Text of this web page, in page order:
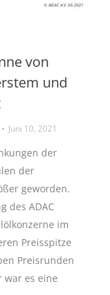
von
und
Juni 10, 2021
der
der
geworden.
des ADAC
im
Preisspitze
Preisrunden
war es eine